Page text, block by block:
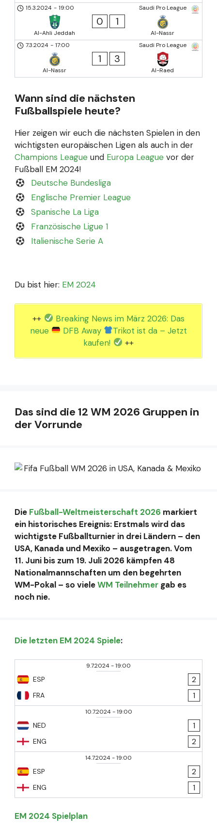
Saudi Pro League
15.3.2024 - 19:00
Al-Ahli Jeddah
0 1
Al-Nassr
Saudi Pro League
7.3.2024 - 17:00
Al-Nassr
1 3
Al-Raed
Wann sind die nächsten
Fußballspiele heute?
Hier zeigen wir euch die nächsten Spielen in den
wichtigsten europäischen Ligen als auch in der
Champions League und Europa League vor der
Fußball EM 2024!
Deutsche Bundesliga
Englische Premier League
Spanische La Liga
Französische Ligue 1
Italienische Serie A
Du bist hier: EM 2024
++
Breaking News im März 2026: Das
neue
DFB Away
Trikot ist da – Jetzt
kaufen!
++
Das sind die 12 WM 2026 Gruppen in
der Vorrunde
Die Fußball-Weltmeisterschaft 2026 markiert
ein historisches Ereignis: Erstmals wird das
wichtigste Fußballturnier in drei Ländern – den
USA, Kanada und Mexiko – ausgetragen. Vom
11. Juni bis zum 19. Juli 2026 kämpfen 48
Nationalmannschaften um den begehrten
WM-Pokal – so vieleWM Teilnehmer gab es
noch nie.
Die letzten EM 2024 Spiele:
9.7.2024-19:00
ESP
FRA
2
1
10.7.2024-19:00
NED
ENG
1
2
14.7.2024-19:00
ESP
ENG
2
1
EM 2024 Spielplan